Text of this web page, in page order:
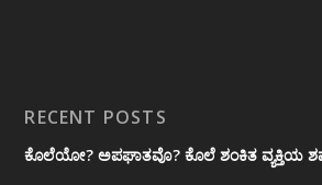
RECENT POSTS
ಕೊಲೆಯೋ? ಅಪಘಾತವೊ? ಕೊಲೆ ಶಂಕಿತ ವ್ಯಕ್ತಿಯ